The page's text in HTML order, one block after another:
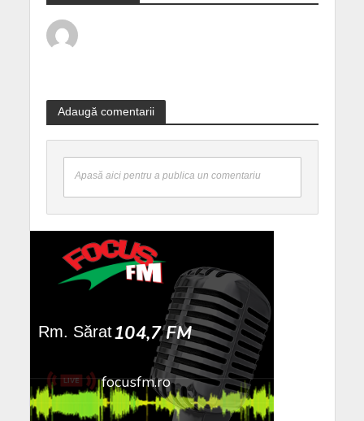
Adaugă comentarii
Apasă aici pentru a publica un comentariu